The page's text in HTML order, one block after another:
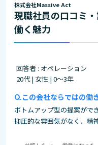
株式会社Massive Act
現職社員の口コミ
働く魅力
回答者 : オペレーション
20代 | 女性 | 0～3年
この会社ならではの働
ボトムアップ型の提案がで
抑圧的な雰囲気がなく、精